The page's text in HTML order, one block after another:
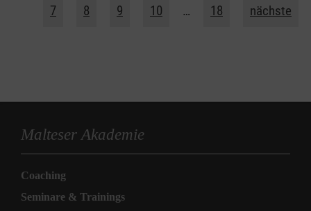
7 8 9 10 … 18 nächste
Malteser Akademie
Coaching
Seminare & Trainings